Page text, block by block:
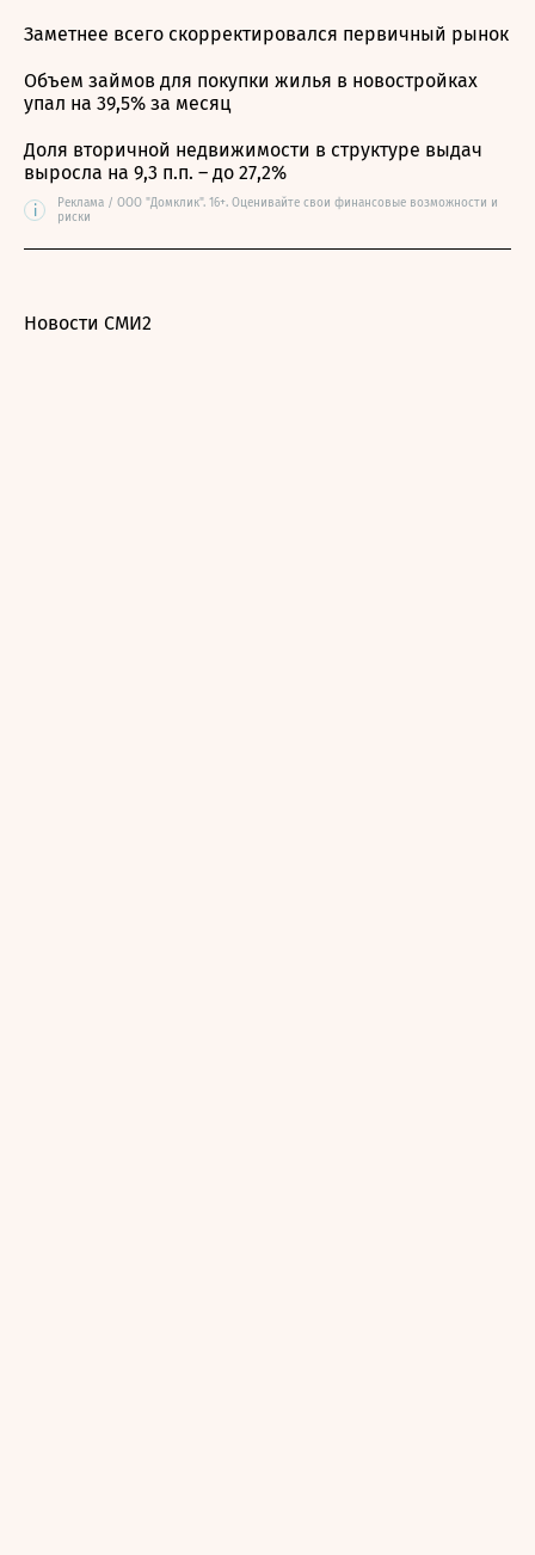
Заметнее всего скорректировался первичный рынок
Объем займов для покупки жилья в новостройках
упал на 39,5% за месяц
Доля вторичной недвижимости в структуре выдач
выросла на 9,3 п.п. – до 27,2%
i
Реклама / ООО "Домклик". 16+. Оценивайте свои финансовые возможности и
риски
Новости СМИ2